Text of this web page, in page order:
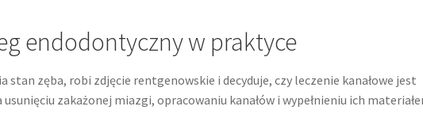
endodontyczny w praktyce
stan zęba, robi zdjęcie rentgenowskie i decyduje, czy leczenie kanałowe jest
zakażonej miazgi, opracowaniu kanałów i wypełnieniu ich